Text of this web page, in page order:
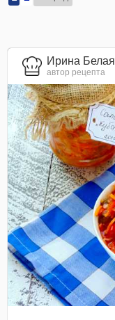
Ирина Белая
автор рецепта